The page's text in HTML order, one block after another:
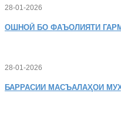
28-01-2026
ОШНОӢ БО ФАЪОЛИЯТИ
28-01-2026
БАРРАСИИ МАСЪАЛАҲОИ